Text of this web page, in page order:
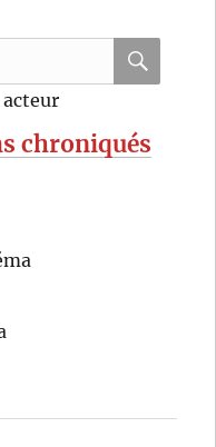
chroniqués